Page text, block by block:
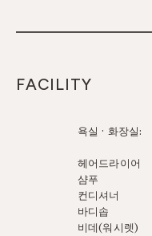
FACILITY
욕실 · 화장실:
헤어드라이어
샴푸
컨디셔너
바디솝
비데(워시렛)